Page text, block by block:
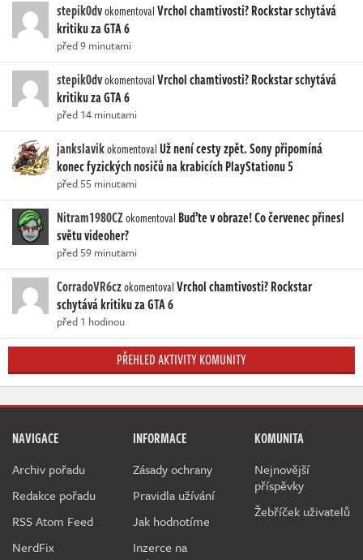
stepik0dvokomentovalVrchol chamtivosti? Rockstar schytává
kritiku za GTA 6
před 9 minutami
stepik0dvokomentovalVrchol chamtivosti? Rockstar schytává
kritiku za GTA 6
před 14 minutami
jankslavikokomentovalUž není cesty zpět. Sony připomíná
konec fyzických nosičů na krabicích PlayStationu 5
před 55 minutami
Nitram1980CZokomentoval Buďte v obraze! Co červenec přinesl
světu videoher?
před 59 minutami
CorradoVR6czokomentovalVrchol chamtivosti? Rockstar
schytává kritiku za GTA 6
před 1 hodinou
PŘEHLED AKTIVITY KOMUNITY
NAVIGACE
Archiv pořadu
Redakce pořadu
RSS Atom Feed
NerdFix
INFORMACE
Zásady ochrany
Pravidla užívání
Jak hodnotíme
Inzerce na
KOMUNITA
Nejnovější
příspěvky
Žebříček uživatelů